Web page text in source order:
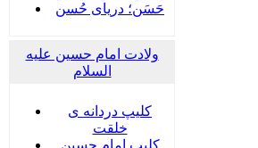
حَسَن؛ دریای حُسن
ولادت امام حسین علیه
السلام
کلیپ دردانه ی
خلقت
کلیپ امام حسین